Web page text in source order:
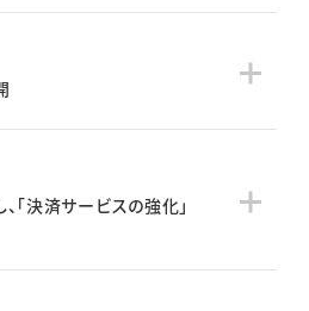
変更後
ビス強化継続
続
・キャッシュレス決
・アプリマーケット強
M&A）により、当初発表した強化施策のひと
トの強化」を「EC事業者のアプローチ」に変
」についても、中長期的な課題と認識し継続
経営計画Q&A
明会動画内で長期ビジョン・中期経営計
72.7億 94.6億
経営計画＋事業計画及び成長可
9/13更新]
期経営計画Q&A
明会動画
「決済サービスの強化」